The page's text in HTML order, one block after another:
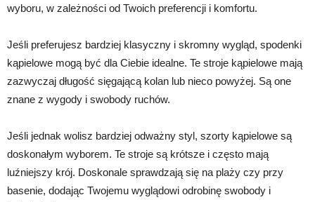
wyboru, w zależności od Twoich preferencji i komfortu.
Jeśli preferujesz bardziej klasyczny i skromny wygląd, spodenki
kąpielowe mogą być dla Ciebie idealne. Te stroje kąpielowe mają
zazwyczaj długość sięgającą kolan lub nieco powyżej. Są one
znane z wygody i swobody ruchów.
Jeśli jednak wolisz bardziej odważny styl, szorty kąpielowe są
doskonałym wyborem. Te stroje są krótsze i często mają
luźniejszy krój. Doskonale sprawdzają się na plaży czy przy
basenie, dodając Twojemu wyglądowi odrobinę swobody i